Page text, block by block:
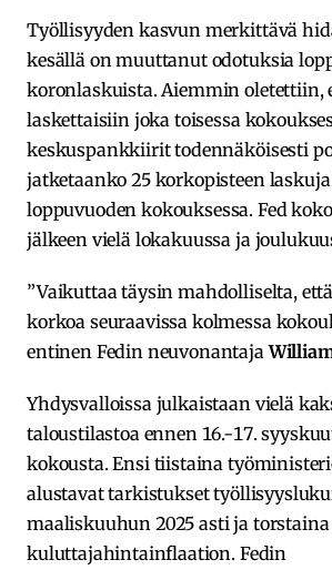
Työllisyyden kasvun merkittävä
kesällä on muuttanut odotuksia
koronlaskuista. Aiemmin oletettiin,
laskettaisiin joka toisessa
keskuspankkiirit todennäköisesti
jatketaanko 25 korkopisteen laskuja
loppuvuoden kokouksessa. Fed
jälkeen vielä lokakuussa ja
”Vaikuttaa täysin mahdolliselta,
korkoa seuraavissa kolmessa
entinen Fedin neuvonantaja
Yhdysvalloissa julkaistaan vielä
taloustilastoa ennen 16.-17.
kokousta. Ensi tiistaina
alustavat tarkistukset
maaliskuuhun 2025 asti ja
kuluttajahintainflaation. Fedin